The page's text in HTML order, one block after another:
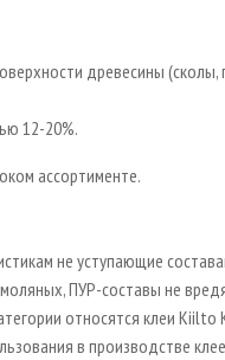
древесины (сколы,
12-20%.
ассортименте.
не уступающие
ПУР-составы не
относятся клеи Kiilto
в производстве